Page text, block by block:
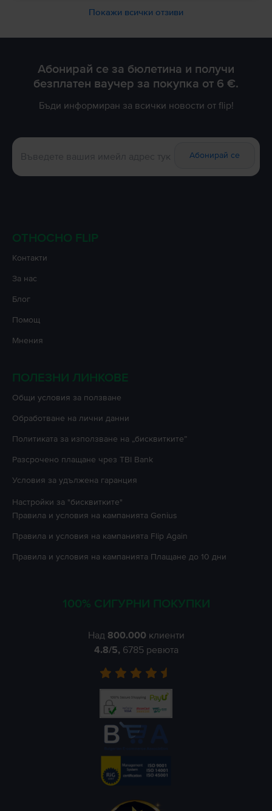
Покажи всички отзиви
Абонирай се за бюлетина и получи
безплатен ваучер за покупка от 6 €.
Бъди информиран за всички новости от flip!
Абонирай се
ОТНОСНО FLIP
Контакти
За нас
Блог
Помощ
Мнения
ПОЛЕЗНИ ЛИНКОВЕ
Oбщи условия за ползване
Oбработване на лични данни
Политиката за използване на „бисквитките”
Разсрочено плащане чрез TBI Bank
Условия за удължена гаранция
Настройки за "бисквитките"
Правила и условия на кампанията Genius
Правила и условия на кампанията Flip Again
Правила и условия на кампанията Плащане до 10 дни
100% СИГУРНИ ПОКУПКИ
Над 800.000 клиенти
4.8/5, 6785 ревюта